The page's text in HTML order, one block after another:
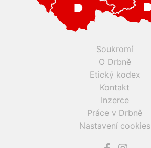
Soukromí
O Drbně
Etický kodex
Kontakt
Inzerce
Práce v Drbně
Nastavení cookies